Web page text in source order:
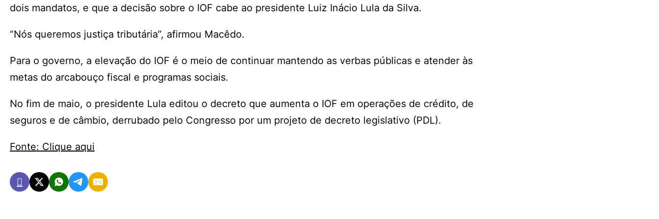
dois mandatos, e que a decisão sobre o IOF cabe ao presidente Luiz Inácio Lula da Silva.
“Nós queremos justiça tributária”, afirmou Macêdo.
Para o governo, a elevação do IOF é o meio de continuar mantendo as verbas públicas e atender às
metas do arcabouço fiscal e programas sociais.
No fim de maio, o presidente Lula editou o decreto que aumenta o IOF em operações de crédito, de
seguros e de câmbio, derrubado pelo Congresso por um projeto de decreto legislativo (PDL).
Fonte: Clique aqui